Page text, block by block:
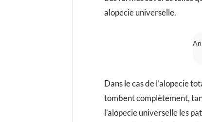
alopecie universelle.
Dans le cas de l’alopecie
tombent complètement,
l’alopecie universelle les